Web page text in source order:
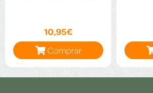
10,95€
Comprar